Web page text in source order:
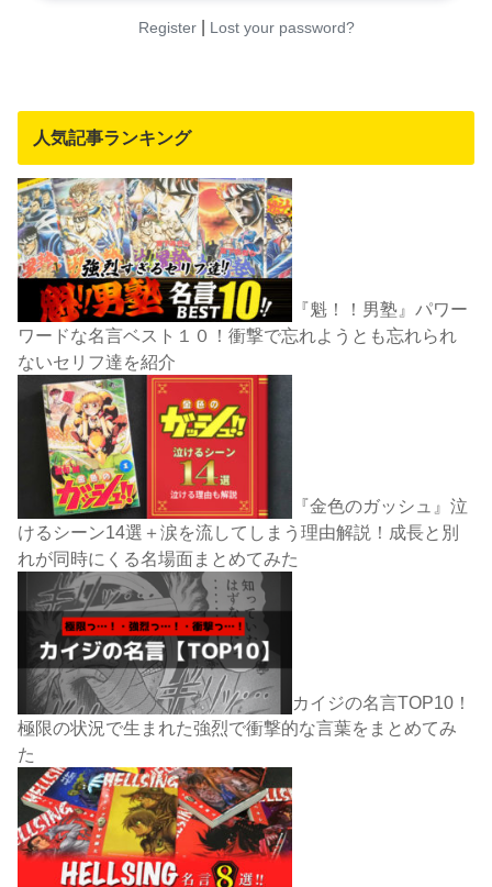
Register| Lost your password?
人気記事ランキング
『魁！！男塾』パワー
ワードな名言ベスト１０！衝撃で忘れようとも忘れられ
ないセリフ達を紹介
『金色のガッシュ』泣
けるシーン14選＋涙を流してしまう理由解説！成長と別
れが同時にくる名場面まとめてみた
カイジの名言TOP10！
極限の状況で生まれた強烈で衝撃的な言葉をまとめてみ
た